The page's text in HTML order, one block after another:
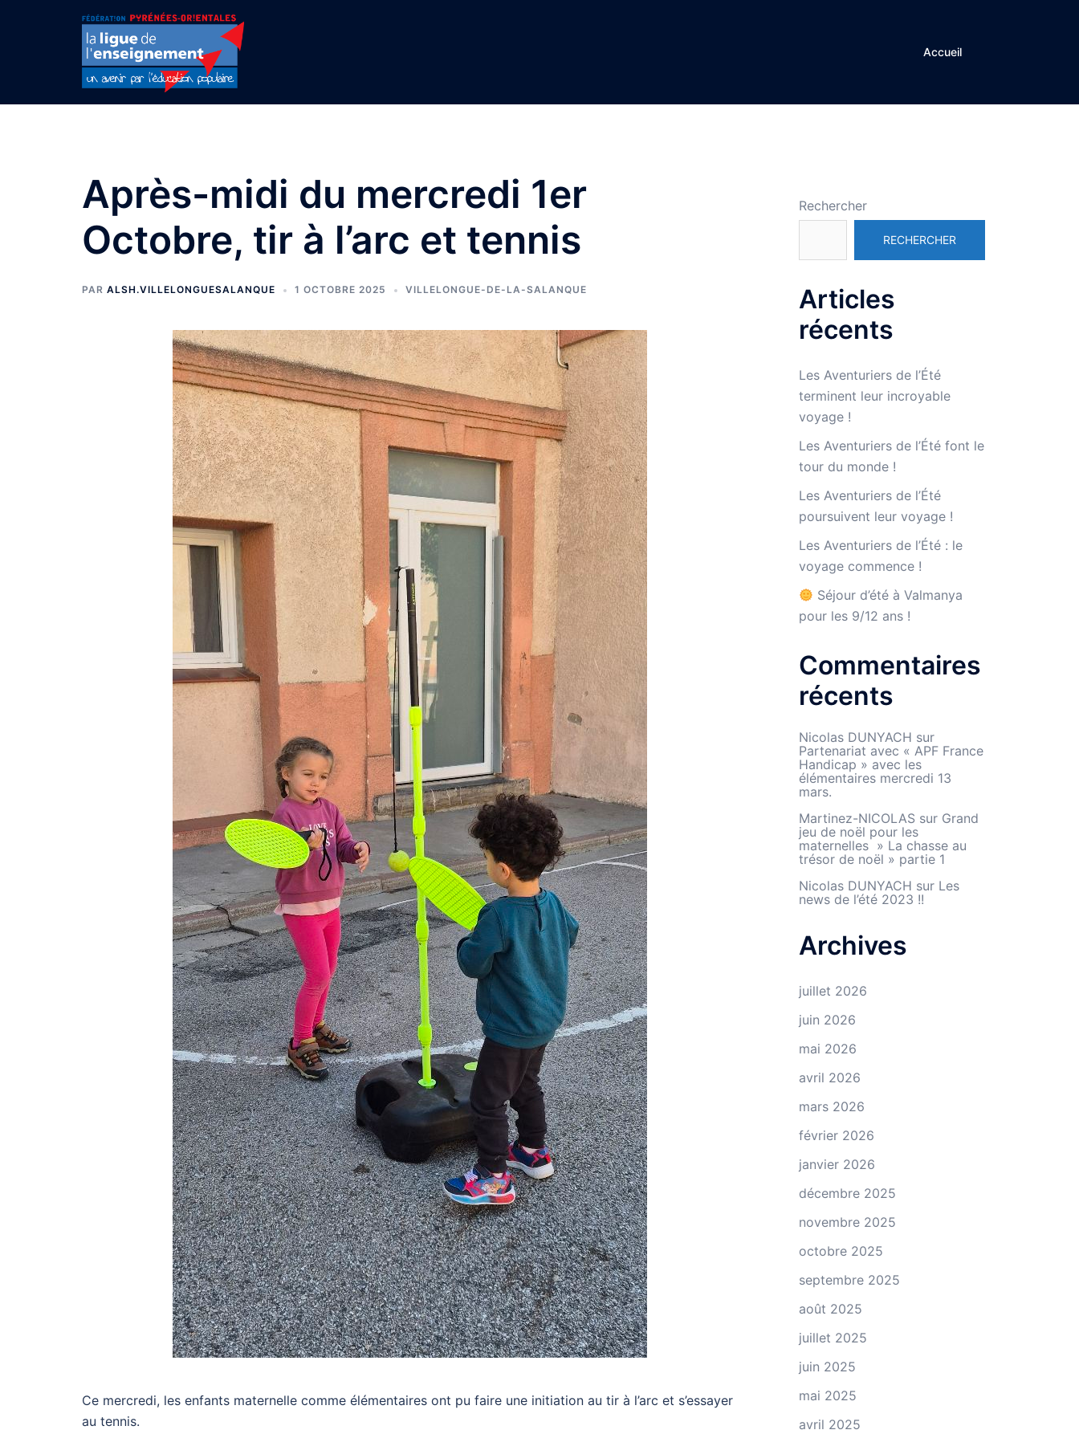
Accueil
Après-midi du mercredi 1er
Octobre, tir à l’arc et tennis
PAR ALSH.VILLELONGUESALANQUE 1 OCTOBRE 2025 VILLELONGUE-DE-LA-SALANQUE
Ce mercredi, les enfants maternelle comme élémentaires ont pu faire une initiation au tir à l’arc et s’essayer
au tennis.
Rechercher
RECHERCHER
Articles
récents
Les Aventuriers de l’Été
terminent leur incroyable
voyage !
Les Aventuriers de l’Été font le
tour du monde !
Les Aventuriers de l’Été
poursuivent leur voyage !
Les Aventuriers de l’Été : le
voyage commence !
Séjour d’été à Valmanya
pour les 9/12 ans !
Commentaires
récents
Nicolas DUNYACH sur
Partenariat avec « APF France
Handicap » avec les
élémentaires mercredi 13
mars.
Martinez-NICOLASsur Grand
jeu de noël pour les
maternelles » La chasse au
trésor de noël » partie 1
Nicolas DUNYACH sur Les
news de l’été 2023 !!
Archives
juillet 2026
juin 2026
mai 2026
avril 2026
mars 2026
février 2026
janvier 2026
décembre 2025
novembre 2025
octobre 2025
septembre 2025
août 2025
juillet 2025
juin 2025
mai 2025
avril 2025